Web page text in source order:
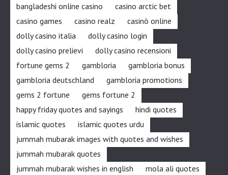
bangladeshi online casino
casino arctic bet
casino games
casino realz
casinò online
dolly casino italia
dolly casino login
dolly casino prelievi
dolly casino recensioni
fortune gems 2
gambloria
gambloria bonus
gambloria deutschland
gambloria promotions
gems 2 fortune
gems fortune 2
happy friday quotes and sayings
hindi quotes
islamic quotes
islamic quotes urdu
jummah mubarak images with quotes and wishes
jummah mubarak quotes
jummah mubarak wishes in english
mola ali quotes